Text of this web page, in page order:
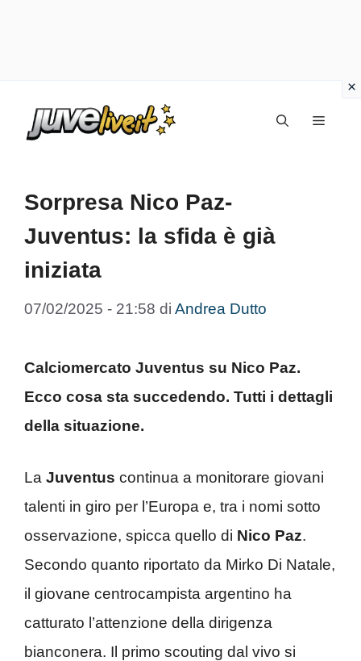
Menu
Sorpresa Nico Paz-
Juventus: la sfida è già
iniziata
07/02/2025 - 21:58 di Andrea Dutto
Calciomercato Juventus su Nico Paz.
Ecco cosa sta succedendo. Tutti i dettagli
della situazione.
La Juventus continua a monitorare giovani
talenti in giro per l’Europa e, tra i nomi sotto
osservazione, spicca quello di Nico Paz.
Secondo quanto riportato da Mirko Di Natale,
il giovane centrocampista argentino ha
catturato l’attenzione della dirigenza
bianconera. Il primo scouting dal vivo si